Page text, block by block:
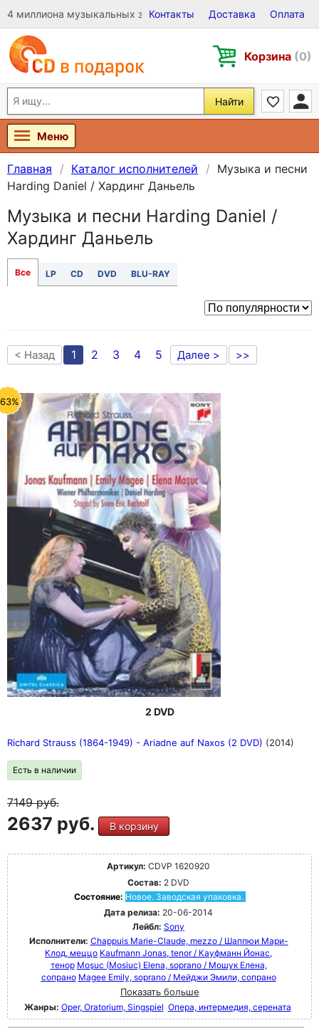
4 миллиона музыкальных записей на Виниле, CD и DVD
Контакты Доставка Оплата
Корзина (0)
Найти
Меню
Главная Каталог исполнителей
Музыка и песни
Harding Daniel / Хардинг Даньель
Музыка и песни Harding Daniel /
Хардинг Даньель
Все LP CD DVD BLU-RAY
< Назад 1 2 3 4 5 Далее > >>
2 DVD
Richard Strauss (1864-1949) - Ariadne auf Naxos (2 DVD) (2014)
Есть в наличии
7149руб.
2637 руб. В корзину
Артикул: CDVP 1620920
Состав: 2 DVD
Состояние: Новое. Заводская упаковка.
Дата релиза: 20-06-2014
Лейбл: Sony
Исполнители: Chappuis Marie-Claude, mezzo / Шаппюи Мари-
Клод, меццо Kaufmann Jonas, tenor / Кауфманн Йонас,
тенор Moşuc (Mosiuc) Elena, soprano / Мошук Елена,
сопрано Magee Emily, soprano / Мейджи Эмили, сопрано
Показать больше
Жанры: Oper, Oratorium, Singspiel Опера, интермедия, серената